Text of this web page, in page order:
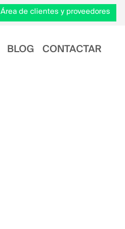
Área de clientes y proveedores
BLOG CONTACTAR